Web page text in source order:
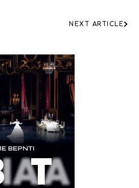
NEXT ARTICLE